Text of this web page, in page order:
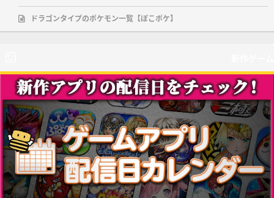
ドラゴンタイプのポケモン一覧【ぽこポケ】